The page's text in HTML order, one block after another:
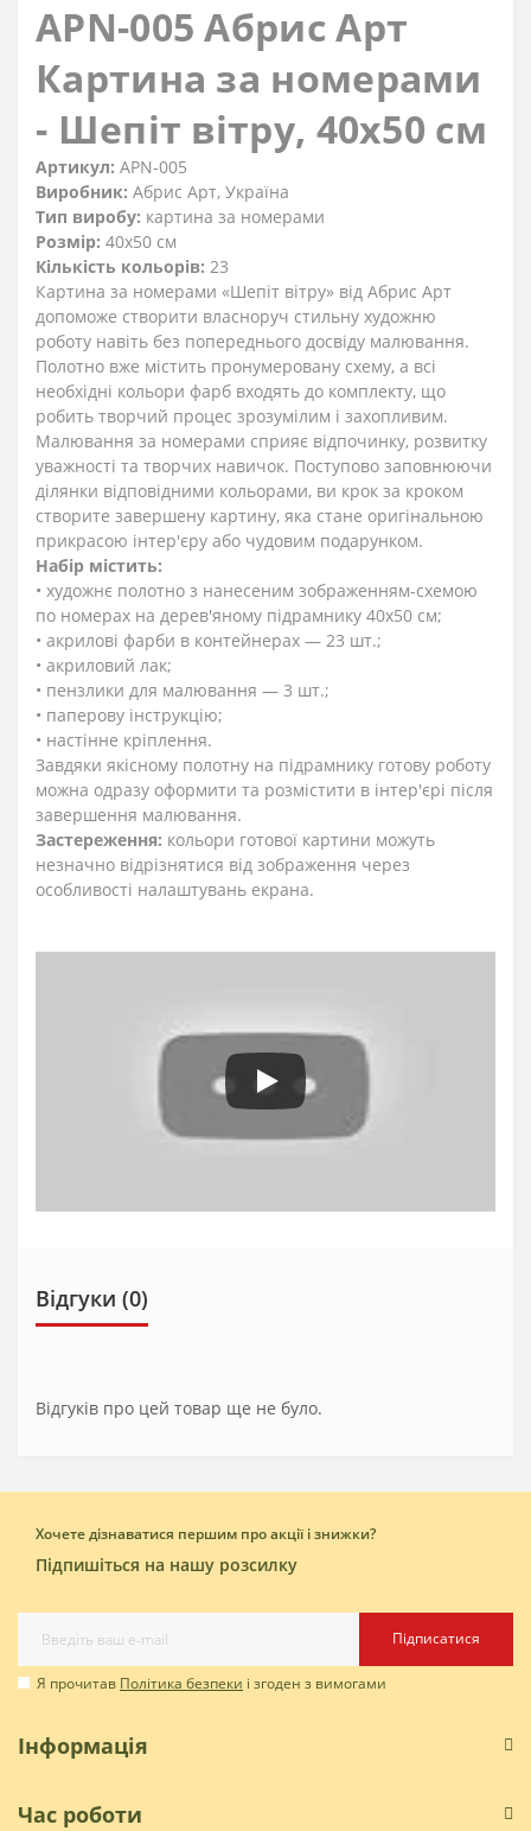
APN-005 Абрис Арт
Картина за номерами
- Шепіт вітру, 40x50 см
Артикул: APN-005
Виробник: Абрис Арт, Україна
Тип виробу: картина за номерами
Розмір: 40x50 см
Кількість кольорів: 23
Картина за номерами «Шепіт вітру» від Абрис Арт
допоможе створити власноруч стильну художню
роботу навіть без попереднього досвіду малювання.
Полотно вже містить пронумеровану схему, а всі
необхідні кольори фарб входять до комплекту, що
робить творчий процес зрозумілим і захопливим.
Малювання за номерами сприяє відпочинку, розвитку
уважності та творчих навичок. Поступово заповнюючи
ділянки відповідними кольорами, ви крок за кроком
створите завершену картину, яка стане оригінальною
прикрасою інтер'єру або чудовим подарунком.
Набір містить:
• художнє полотно з нанесеним зображенням-схемою
по номерах на дерев'яному підрамнику 40x50 см;
• акрилові фарби в контейнерах — 23 шт.;
• акриловий лак;
• пензлики для малювання — 3 шт.;
• паперову інструкцію;
• настінне кріплення.
Завдяки якісному полотну на підрамнику готову роботу
можна одразу оформити та розмістити в інтер'єрі після
завершення малювання.
Застереження: кольори готової картини можуть
незначно відрізнятися від зображення через
особливості налаштувань екрана.
Відгуки (0)
Відгуків про цей товар ще не було.
Хочете дізнаватися першим про акції і знижки?
Підпишіться на нашу розсилку
Підписатися
Я прочитав Політика безпеки і згоден з вимогами
Інформація
Час роботи